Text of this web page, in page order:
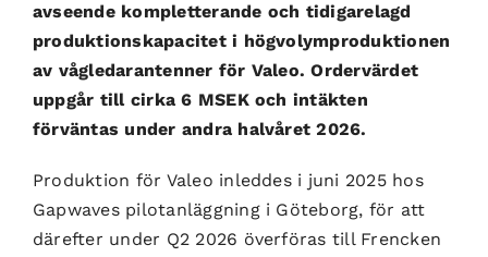
avseende kompletterande och tidigarelagd
produktionskapacitet i högvolymproduktionen
av vågledarantenner för Valeo. Ordervärdet
uppgår till cirka 6 MSEK och intäkten
förväntas under andra halvåret 2026.
Produktion för Valeo inleddes i juni 2025 hos
Gapwaves pilotanläggning i Göteborg, för att
därefter under Q2 2026 överföras till Frencken